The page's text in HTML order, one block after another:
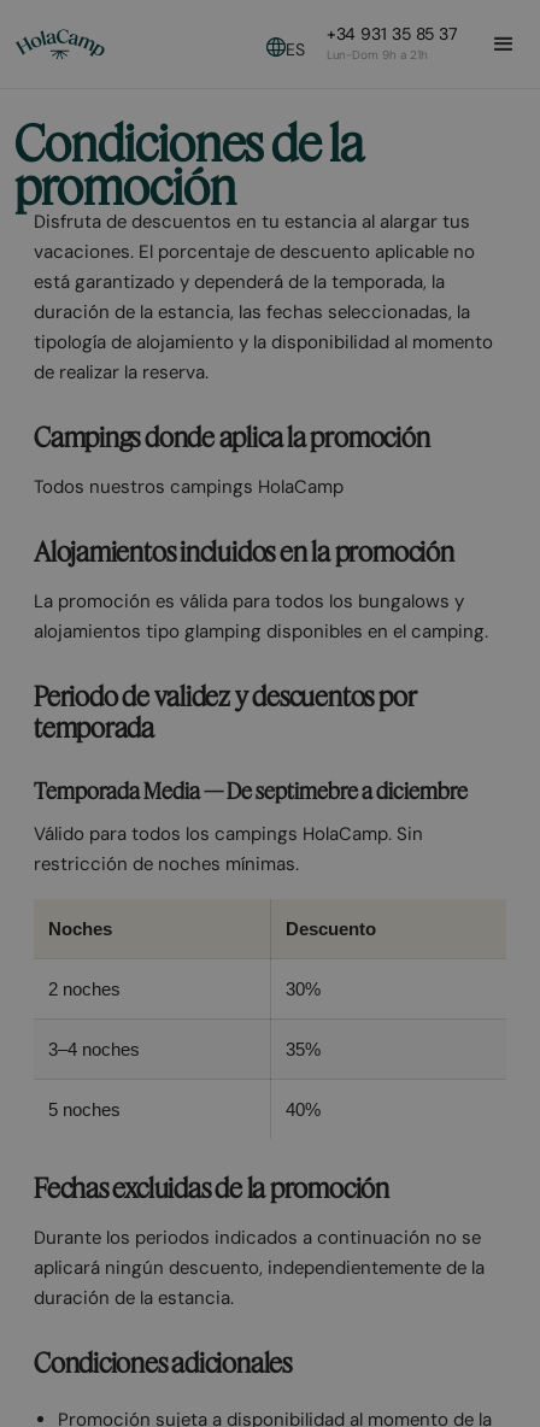
ES
+34 931 35 85 37
Lun-Dom 9h a 21h
Condiciones de la
promoción
Disfruta de descuentos en tu estancia al alargar tus
vacaciones. El porcentaje de descuento aplicable no
está garantizado y dependerá de la temporada, la
duración de la estancia, las fechas seleccionadas, la
tipología de alojamiento y la disponibilidad al momento
de realizar la reserva.
Campings donde aplica la promoción
Todos nuestros campings HolaCamp
Alojamientos incluidos en la promoción
La promoción es válida para todos los bungalows y
alojamientos tipo glamping disponibles en el camping.
Periodo de validez y descuentos por
temporada
Temporada Media — De septimebre a diciembre
Válido para todos los campings HolaCamp. Sin
restricción de noches mínimas.
Noches Descuento
2 noches 30%
3–4 noches 35%
5 noches 40%
Fechas excluidas de la promoción
Durante los periodos indicados a continuación no se
aplicará ningún descuento, independientemente de la
duración de la estancia.
Condiciones adicionales
Promoción sujeta a disponibilidad al momento de la